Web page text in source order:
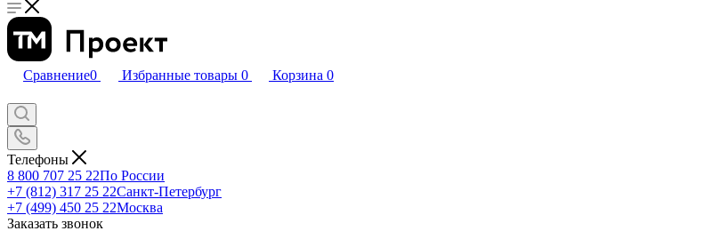
Сравнение0 Избранные товары 0 Корзина 0
Телефоны
8 800 707 25 22По России
+7 (812) 317 25 22Санкт-Петербург
+7 (499) 450 25 22Москва
Заказать звонок